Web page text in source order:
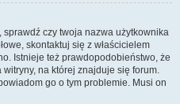
czy twoja nazwa użytkownika
skontaktuj się z właścicielem
Istnieje też prawdopodobieństwo, że
na której znajduje się forum.
go o tym problemie. Musi on